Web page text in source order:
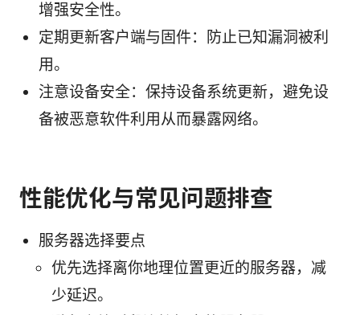
增强安全性。
定期更新客户端与固件：防止已知漏洞被利
用。
注意设备安全：保持设备系统更新，避免设
备被恶意软件利用从而暴露网络。
性能优化与常见问题排查
服务器选择要点
优先选择离你地理位置更近的服务器，减
少延迟。